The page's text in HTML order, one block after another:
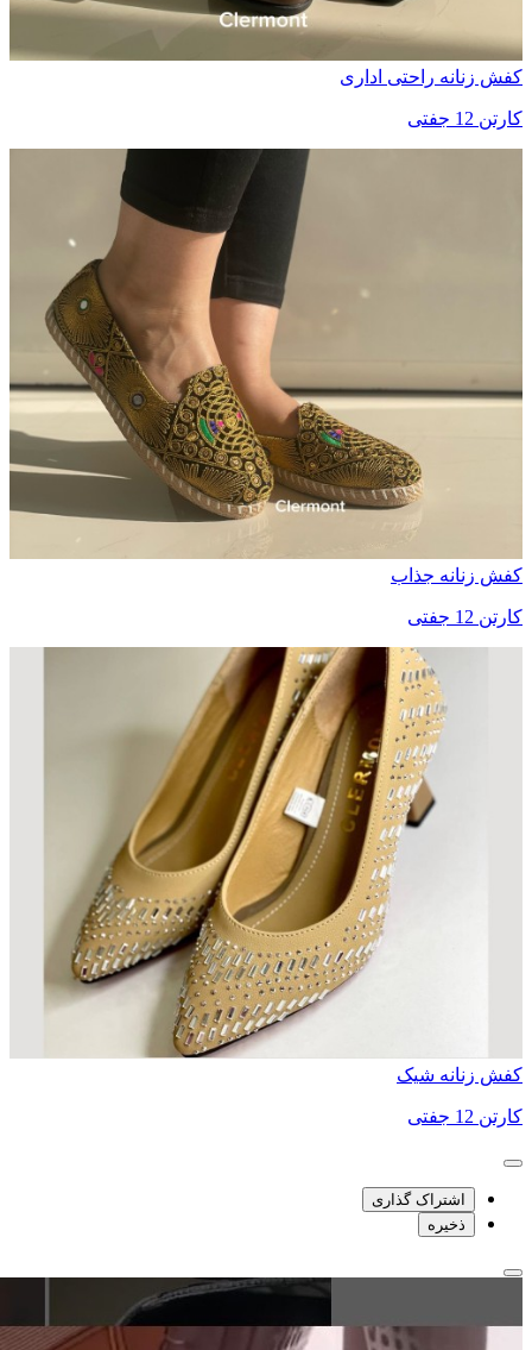
کفش زنانه راحتی اداری
کارتن 12 جفتی
کفش زنانه جذاب
کارتن 12 جفتی
کفش زنانه شیک
کارتن 12 جفتی
اشتراک گذاری
ذخیره